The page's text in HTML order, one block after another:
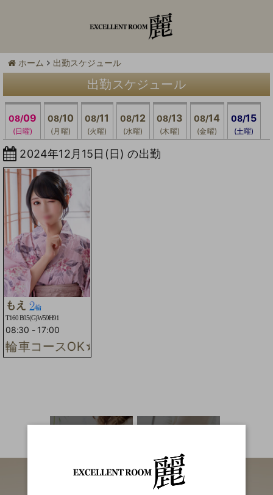
ホーム 出勤スケジュール
出勤スケジュール
08/09
(日曜)
08/10
(月曜)
08/11
(火曜)
08/12
(水曜)
08/13
(木曜)
08/14
(金曜)
08/15
(土曜)
2024年12月15日(日) の出勤
もえ
T160 B95(G)W59H91
08:30 - 17:00
車コースOK☆お写真更新☆